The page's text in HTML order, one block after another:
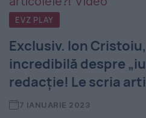
EVZ PLAY
Exclusiv. Ion
incredibilă despre
redacție! Le scria
7 IANUARIE 2023